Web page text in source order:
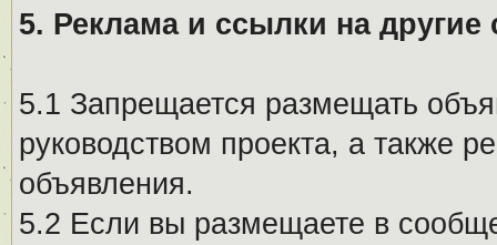
5. Реклама и ссылки на другие
5.1 Запрещается размещать
руководством проекта, а также
объявления.
5.2 Если вы размещаете в